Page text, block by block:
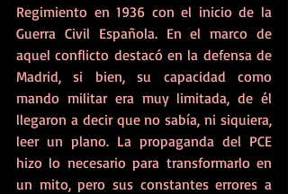
Regimiento en 1936 con el inicio de la
Guerra Civil Española. En el marco de
aquel conflicto destacó en la defensa de
Madrid, si bien, su capacidad como
mando militar era muy limitada, de él
llegaron a decir que no sabía, ni siquiera,
leer un plano. La propaganda del PCE
hizo lo necesario para transformarlo en
un mito, pero sus constantes errores a